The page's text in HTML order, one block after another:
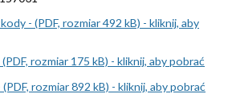
- (PDF, rozmiar 492 kB) - kliknij, aby
rozmiar 175 kB) - kliknij, aby pobrać
rozmiar 892 kB) - kliknij, aby pobrać